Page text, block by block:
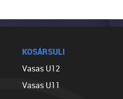
KOSÁRSULI
Vasas U12
Vasas U11